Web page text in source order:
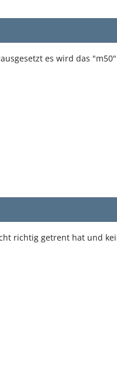
es wird das
richtig getrent hat und